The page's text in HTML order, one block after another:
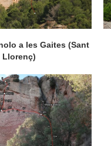
a les Gaites (Sant
Llorenç)